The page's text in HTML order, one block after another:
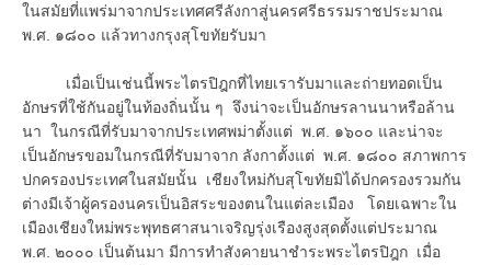
ในสมัยที่แพร่มาจากประเทศศรีลังกาสู่นครศรีธรรมราชประมาณ
พ.ศ. ๑๘๐๐ แล้วทางกรุงสุโขทัยรับมา
เมื่อเป็นเช่นนี้พระไตรปิฎกที่ไทยเรารับมาและถ่ายทอดเป็น
อักษรที่ใช้กันอยู่ในท้องถิ่นนั้น ๆ จึงน่าจะเป็นอักษรลานนาหรือล้าน
นา ในกรณีที่รับมาจากประเทศพม่าตั้งแต่ พ.ศ. ๑๖๐๐ และน่าจะ
เป็นอักษรขอมในกรณีที่รับมาจาก ลังกาตั้งแต่ พ.ศ. ๑๘๐๐ สภาพการ
ปกครองประเทศในสมัยนั้น เชียงใหม่กับสุโขทัยมิได้ปกครองรวมกัน
ต่างมีเจ้าผู้ครองนครเป็นอิสระของตนในแต่ละเมือง โดยเฉพาะใน
เมืองเชียงใหม่พระพุทธศาสนาเจริญรุ่งเรืองสูงสุดตั้งแต่ประมาณ
พ.ศ. ๒๐๐๐ เป็นต้นมา มีการทำสังคายนาชำระพระไตรปิฎก เมื่อ